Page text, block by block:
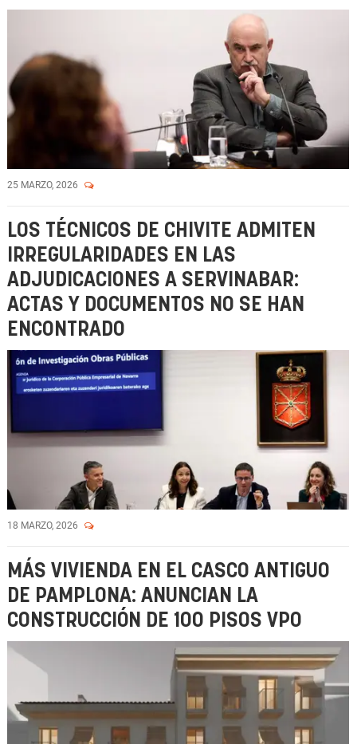
25 MARZO, 2026
LOS TÉCNICOS DE CHIVITE ADMITEN
IRREGULARIDADES EN LAS
ADJUDICACIONES A SERVINABAR:
ACTAS Y DOCUMENTOS NO SE HAN
ENCONTRADO
18 MARZO, 2026
MÁS VIVIENDA EN EL CASCO ANTIGUO
DE PAMPLONA: ANUNCIAN LA
CONSTRUCCIÓN DE 100 PISOS VPO